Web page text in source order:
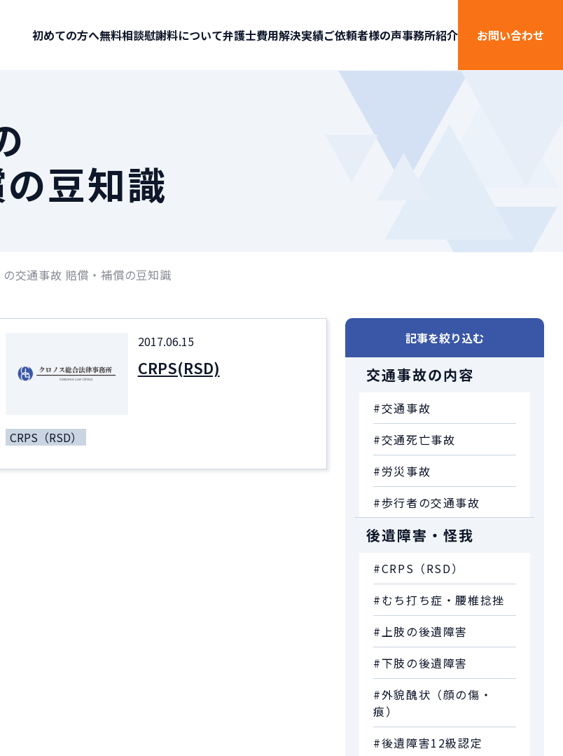
初めての方へ無料相談慰謝料について弁護士費用解決実績ご依頼者様の声事務所紹介 お問い合わせ
豆知識
の交通事故 賠償・補償の豆知識
2017.06.15
CRPS(RSD)
CRPS（RSD）
記事を絞り込む
交通事故の内容
#交通事故
#交通死亡事故
#労災事故
#歩行者の交通事故
後遺障害・怪我
#CRPS（RSD）
#むち打ち症・腰椎捻挫
#上肢の後遺障害
#下肢の後遺障害
#外貌醜状（顔の傷・
痕）
#後遺障害12級認定